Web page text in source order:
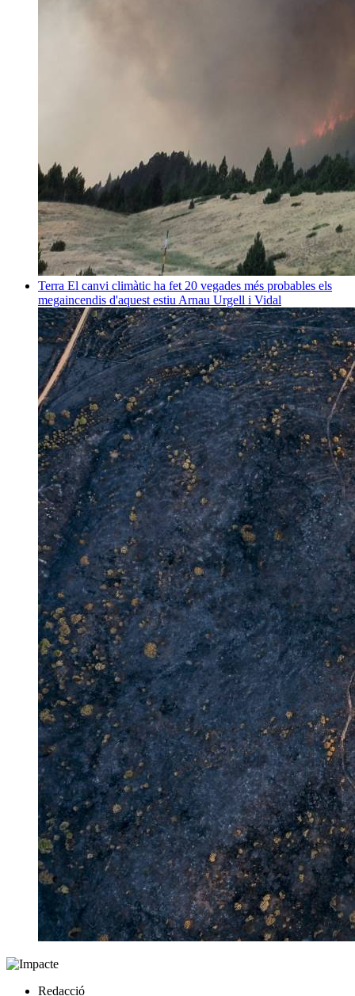
Terra El canvi climàtic ha fet 20 vegades més probables els
megaincendis d'aquest estiu Arnau Urgell i Vidal
Redacció